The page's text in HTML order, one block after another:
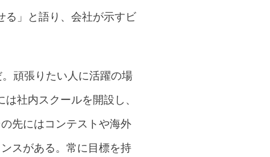
る」と語り、会社が示すビ
頑張りたい人に活躍の場
社内スクールを開設し、
先にはコンテストや海外
スがある。常に目標を持